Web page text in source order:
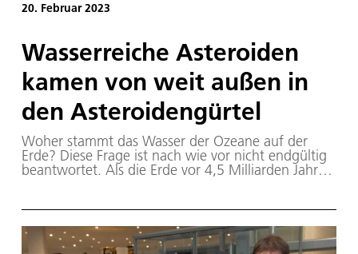
20. Februar 2023
Wasserreiche Asteroiden
kamen von weit außen in
den Asteroidengürtel
Woher stammt das Wasser der Ozeane auf der
Erde? Diese Frage ist nach wie vor nicht endgültig
beantwortet. Als die Erde vor 4,5 Milliarden Jahren
der Verfestigung eines frühen Magmaozeans und
durch Vulkanismus aus dem Inneren des jungen
Planeten ausgegast wurden.